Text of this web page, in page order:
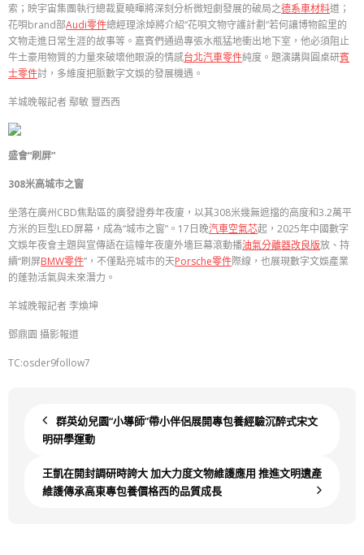
索；映宇宙集團執行總裁夏曉暉將深刻分析微短劇發展的破局之德系車材料道；
花唄brand部Audi零件總經理涂焯將介紹“花唄文物守護計劃”若何讓博物館里的
文物走進日常生涯的故事等。嘉賓們通過專張水瓶猛地衝出地下室，他必須阻止
牛土豪用物質的力量來破壞他眼淚的情感台北汽車零件純度。題演講與圓桌研賓
士零件討，多維度把脈數字文娛的發展機遇。
羊城晚報記者 鄢敏 豐西西
盛會“刷屏”
308米高城市之窗
坐落在廣州CBD焦點區的廣發證券年夜廈，以其308米幾無遮擋的高度和3.2萬平
方米的巨型LED屏幕，成為“城市之窗”。17日晚汽車空氣芯起，2025年中國數字
文娛年夜會主題與宣傳語在這幢年夜廈外墻巨幕滾動播油氣分離器改良版放、持
續“刷屏BMW零件”，不僅點亮城市的天Porsche零件際線，也展現數字文娛產業
的蓬勃活氣與未來潛力。
羊城晚報記者 李煥坤
鄧鼎園 攝影報道
TC:osder9follow7
群英幼兒園“小導師”帶小伴侶展開專包養經驗沉醉式宋文
明研學運動
王凱在開封調研時誇大 加大力度文物維護應用 推進文明遺產
維護傳承高東專包養價格西的品質成長